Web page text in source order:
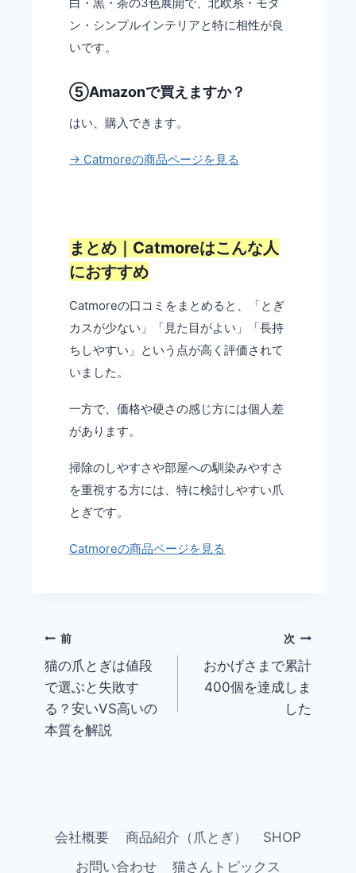
ン・シンプルインテリアと特に相性が良
いです。
⑤Amazonで買えますか？
はい、購入できます。
→ Catmoreの商品ページを見る
まとめ｜Catmoreはこんな人
におすすめ
Catmoreの口コミをまとめると、「とぎ
カスが少ない」「見た目がよい」「長持
ちしやすい」という点が高く評価されて
いました。
一方で、価格や硬さの感じ方には個人差
があります。
掃除のしやすさや部屋への馴染みやすさ
を重視する方には、特に検討しやすい爪
とぎです。
Catmoreの商品ページを見る
投
稿
ナ
ビ
ョ
前
猫の爪とぎは値段
で選ぶと失敗す
る？安いVS高いの
本質を解説
次
おかげさまで累計
400個を達成しま
した
会社概要 商品紹介（爪とぎ）
SHOP
お問い合わせ
猫さんトピックス